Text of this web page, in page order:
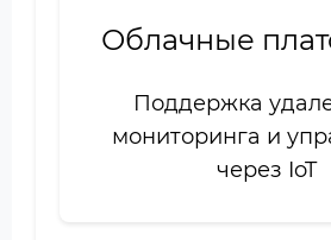
Облачные
Поддержка
мониторинга и
через IoT